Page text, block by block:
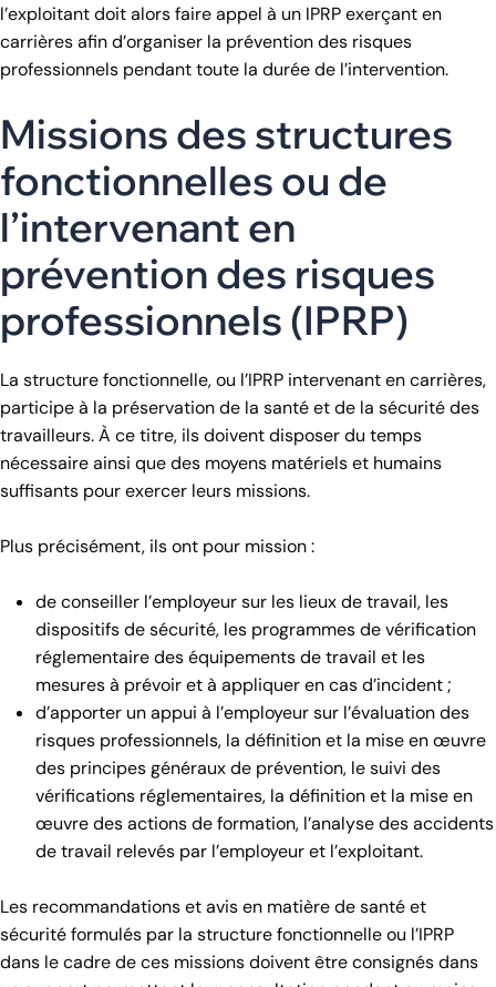
l’exploitant doit alors faire appel à un IPRP exerçant en
carrières afin d’organiser la prévention des risques
professionnels pendant toute la durée de l’intervention.
Missions des structures
fonctionnelles ou de
l’intervenant en
prévention des risques
professionnels (IPRP)
La structure fonctionnelle, ou l’IPRP intervenant en carrières,
participe à la préservation de la santé et de la sécurité des
travailleurs. À ce titre, ils doivent disposer du temps
nécessaire ainsi que des moyens matériels et humains
suffisants pour exercer leurs missions.
Plus précisément, ils ont pour mission :
de conseiller l’employeur sur les lieux de travail, les
dispositifs de sécurité, les programmes de vérification
réglementaire des équipements de travail et les
mesures à prévoir et à appliquer en cas d’incident ;
d’apporter un appui à l’employeur sur l’évaluation des
risques professionnels, la définition et la mise en œuvre
des principes généraux de prévention, le suivi des
vérifications réglementaires, la définition et la mise en
œuvre des actions de formation, l’analyse des accidents
de travail relevés par l’employeur et l’exploitant.
Les recommandations et avis en matière de santé et
sécurité formulés par la structure fonctionnelle ou l’IPRP
dans le cadre de ces missions doivent être consignés dans